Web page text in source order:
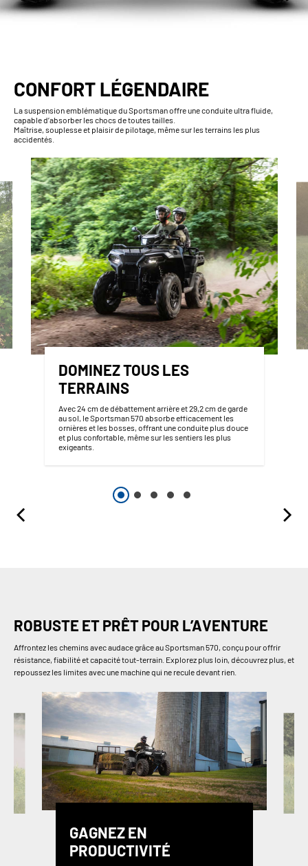
CONFORT LÉGENDAIRE
La suspension emblématique du Sportsman offre une conduite ultra fluide,
capable d’absorber les chocs de toutes tailles.
Maîtrise, souplesse et plaisir de pilotage, même sur les terrains les plus
accidentés.
DOMINEZ TOUS LES
TERRAINS
Avec 24 cm de débattement arrière et 29,2 cm de garde
au sol, le Sportsman 570 absorbe efficacement les
ornières et les bosses, offrant une conduite plus douce
et plus confortable, même sur les sentiers les plus
exigeants.
ROBUSTE ET PRÊT POUR L’AVENTURE
Affrontez les chemins avec audace grâce au Sportsman 570, conçu pour offrir
résistance, fiabilité et capacité tout-terrain. Explorez plus loin, découvrez plus, et
repoussez les limites avec une machine qui ne recule devant rien.
GAGNEZ EN
PRODUCTIVITÉ